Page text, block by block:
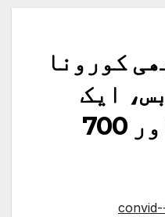
کورونا
ایک
اہلکار ہلاک اور 700